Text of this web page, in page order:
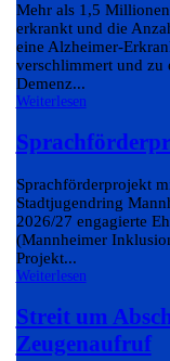
Mehr als 1,5
erkrankt und die
eine Alzheimer-
verschlimmert und zu
Demenz...
Weiterlesen
Sprachförderprojekt
Stadtjugendring
2026/27 engagierte
(Mannheimer
Projekt...
Weiterlesen
Streit um
Zeugenaufruf